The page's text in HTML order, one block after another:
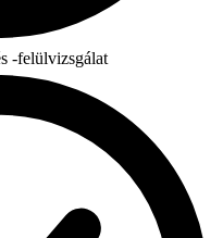
-felülvizsgálat